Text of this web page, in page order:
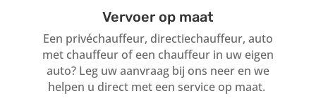
Vervoer op maat
Een privéchauffeur, directiechauffeur, auto
met chauffeur of een chauffeur in uw eigen
auto? Leg uw aanvraag bij ons neer en we
helpen u direct met een service op maat.